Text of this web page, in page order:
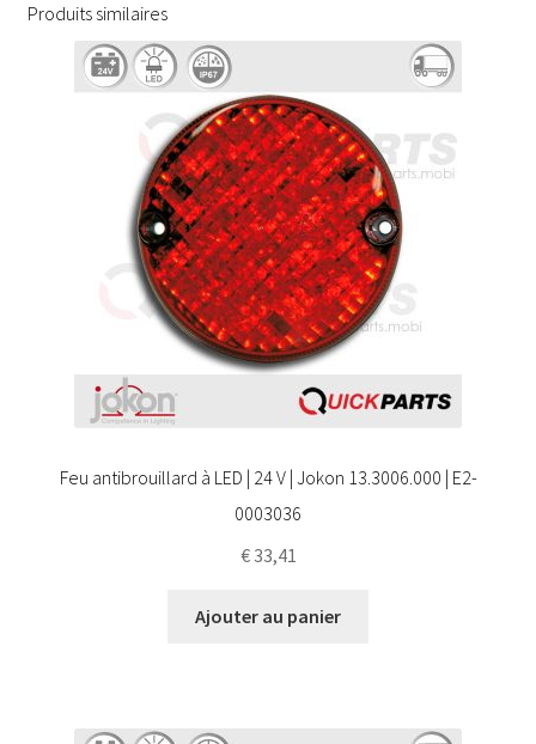
Produits similaires
Feu antibrouillard à LED | 24 V | Jokon 13.3006.000 | E2-
0003036
€33,41
Ajouter au panier